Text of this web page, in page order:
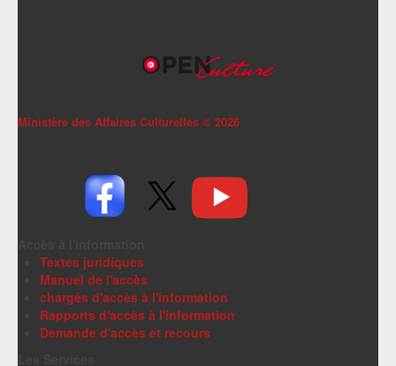
Ministère des Affaires Culturelles © 2026
Textes juridiques
Manuel de l'accès
chargés d'accès à l'information
Rapports d'accès à l'information
Demande d'accès et recours